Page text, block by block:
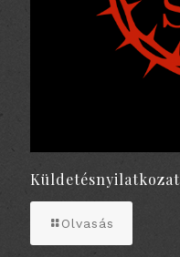
Küldetésnyilatkozat
Olvasás